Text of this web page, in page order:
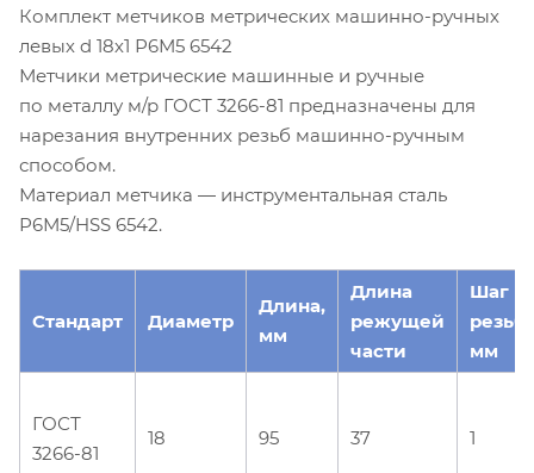
Комплект метчиков метрических машинно-ручных
левых d 18х1 Р6М5 6542
Метчики метрические машинные и ручные
по металлу м/р ГОСТ 3266-81 предназначены для
нарезания внутренних резьб машинно-ручным
способом.
Материал метчика — инструментальная сталь
Р6М5/HSS 6542.
Стандарт Диаметр
Длина,
мм
Длина
режущей
части
Шаг
мм
ГОСТ
3266-81
18 95 37 1